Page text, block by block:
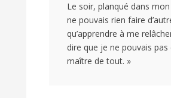
Le soir, planqué dans
ne pouvais rien faire
qu’apprendre à me
dire que je ne pouvais pas
maître de tout. »